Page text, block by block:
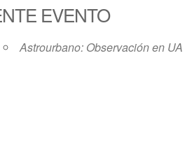
EVENTO
Astrourbano: Observación en UA